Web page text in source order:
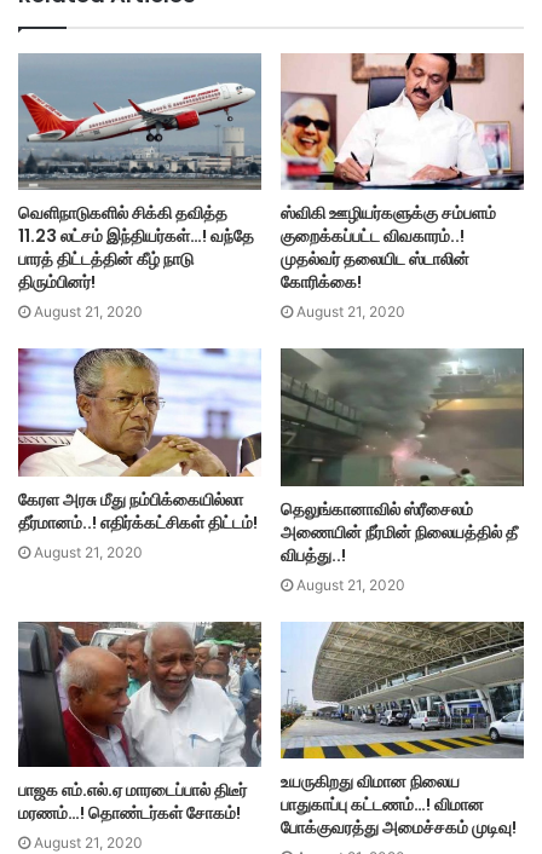
வெளிநாடுகளில் சிக்கி தவித்த
11.23 லட்சம் இந்தியர்கள்…! வந்தே
பாரத் திட்டத்தின் கீழ் நாடு
திரும்பினர்!
August 21, 2020
ஸ்விகி ஊழியர்களுக்கு சம்பளம்
குறைக்கப்பட்ட விவகாரம்..!
முதல்வர் தலையிட ஸ்டாலின்
கோரிக்கை!
August 21, 2020
கேரள அரசு மீது நம்பிக்கையில்லா
தீர்மானம்..! எதிர்க்கட்சிகள் திட்டம்!
August 21, 2020
தெலுங்கானாவில் ஸ்ரீசைலம்
அணையின் நீர்மின் நிலையத்தில் தீ
விபத்து..!
August 21, 2020
பாஜக எம்.எல்.ஏ மாரடைப்பால் திடீர்
மரணம்…! தொண்டர்கள் சோகம்!
August 21, 2020
உயருகிறது விமான நிலைய
பாதுகாப்பு கட்டணம்…! விமான
போக்குவரத்து அமைச்சகம் முடிவு!